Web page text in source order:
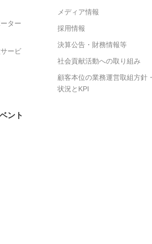
ター
ービ
ント
メディア情報
採用情報
決算公告・財務情報等
社会貢献活動への取り組み
顧客本位の業務運営取組方針・
状況とKPI